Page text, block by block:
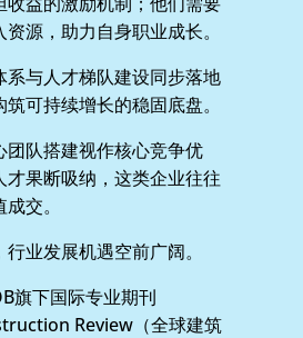
源，助力自身职业成长。
系与人才梯队建设同步落地
可持续增长的稳固底盘。
团队搭建视作核心竞争优
才果断吸纳，这类企业往往
交。
业发展机遇空前广阔。
旗下国际专业期刊
Review（全球建筑